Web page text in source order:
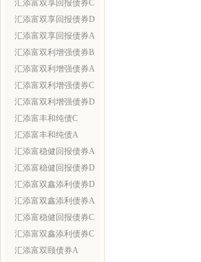
汇添富双享回报债券C
汇添富双享回报债券D
汇添富双享回报债券A
汇添富双利增强债券B
汇添富双利增强债券A
汇添富双利增强债券C
汇添富双利增强债券D
汇添富丰和纯债C
汇添富丰和纯债A
汇添富稳健回报债券A
汇添富稳健回报债券D
汇添富双鑫添利债券D
汇添富双鑫添利债券A
汇添富稳健回报债券C
汇添富双鑫添利债券C
汇添富双颐债券A